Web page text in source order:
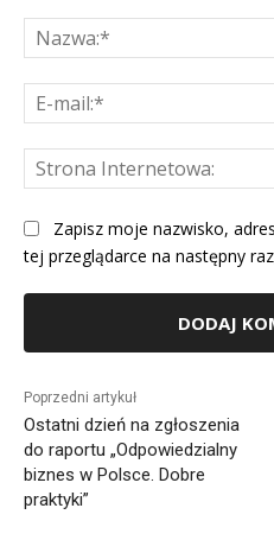
Zapisz moje nazwisko,
tej przeglądarce na następny
Poprzedni artykuł
Ostatni dzień na zgłoszenia
do raportu „Odpowiedzialny
biznes w Polsce. Dobre
praktyki”